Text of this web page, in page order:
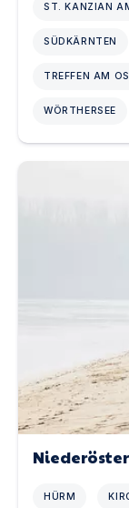
ST. KANZIAN
SÜDKÄRNTEN
TREFFEN AM
WÖRTHERSEE
HÜRM